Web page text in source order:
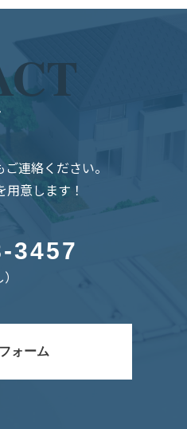
連絡ください。
意します！
3457
ォーム